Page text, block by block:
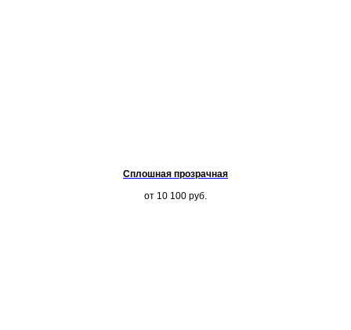
Сплошная прозрачная
от 10 100 руб.